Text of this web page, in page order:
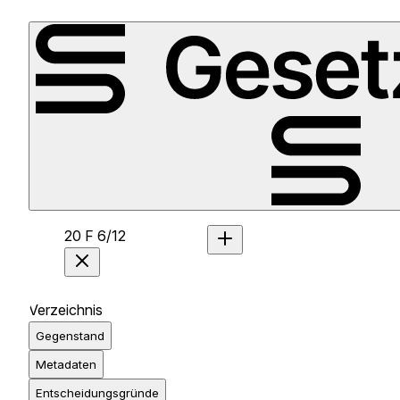
20 F 6/12
Verzeichnis
Gegenstand
Metadaten
Entscheidungsgründe